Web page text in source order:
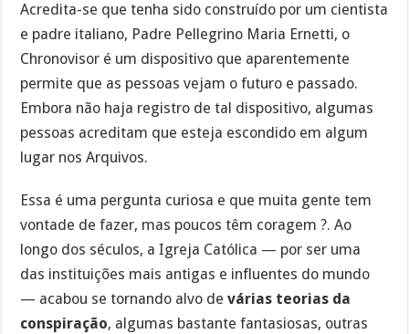
Acredita-se que tenha sido construído por um cientista
e padre italiano, Padre Pellegrino Maria Ernetti, o
Chronovisor é um dispositivo que aparentemente
permite que as pessoas vejam o futuro e passado.
Embora não haja registro de tal dispositivo, algumas
pessoas acreditam que esteja escondido em algum
lugar nos Arquivos.
Essa é uma pergunta curiosa e que muita gente tem
vontade de fazer, mas poucos têm coragem ?. Ao
longo dos séculos, a Igreja Católica — por ser uma
das instituições mais antigas e influentes do mundo
— acabou se tornando alvo devárias teorias da
conspiração, algumas bastante fantasiosas, outras